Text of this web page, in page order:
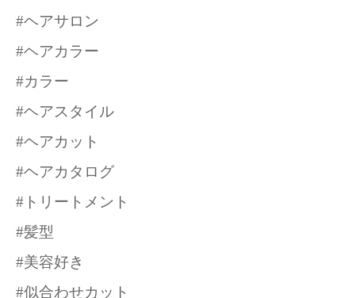
#ヘアサロン
#ヘアカラー
#カラー
#ヘアスタイル
#ヘアカット
#ヘアカタログ
#トリートメント
#髪型
#美容好き
#似合わせカット